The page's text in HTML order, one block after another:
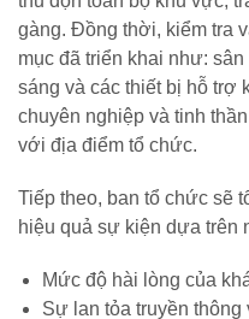
gàng. Đồng thời, kiểm tra
mục đã triển khai như:
sáng và các thiết bị hỗ trợ
chuyên nghiệp và tinh
với địa điểm tổ chức.
Tiếp theo, ban tổ chức sẽ
hiệu quả sự kiện dựa trên
Mức độ hài lòng của
Sự lan tỏa truyền